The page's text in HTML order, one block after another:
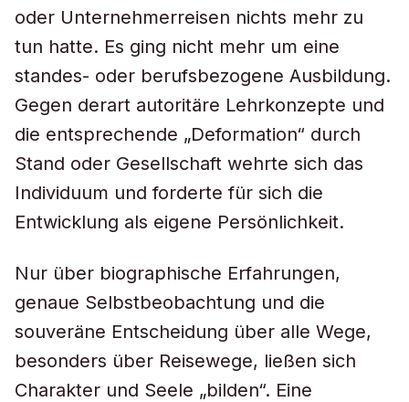
oder Unternehmerreisen nichts mehr zu
tun hatte. Es ging nicht mehr um eine
standes- oder berufsbezogene Ausbildung.
Gegen derart autoritäre Lehrkonzepte und
die entsprechende „Deformation“ durch
Stand oder Gesellschaft wehrte sich das
Individuum und forderte für sich die
Entwicklung als eigene Persönlichkeit.
Nur über biographische Erfahrungen,
genaue Selbstbeobachtung und die
souveräne Entscheidung über alle Wege,
besonders über Reisewege, ließen sich
Charakter und Seele „bilden“. Eine